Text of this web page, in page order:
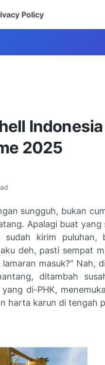
Policy
2025
sungguh, bukan
Apalagi buat yang
kirim puluhan,
deh, pasti sempat
masuk?" Nah,
ditambah
di-PHK,
harta karun di tengah